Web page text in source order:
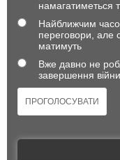
намагатиметься
Найближчим
переговори, але
матимуть
Вже давно не
завершення війни